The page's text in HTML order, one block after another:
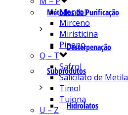
Métodos de Purificação
Desterpenação
Subprodutos
Hidrolatos
Mentol
Mirceno
Miristicina
Pineno
Q – T
Safrol
Salicilato de Metila
Timol
Tujona
U – Z